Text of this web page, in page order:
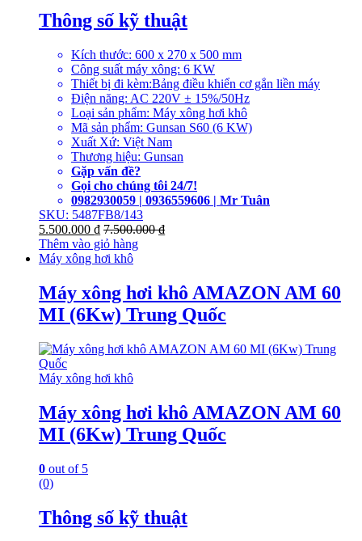
Thông số kỹ thuật
Kích thước: 600 x 270 x 500 mm
Công suất máy xông: 6 KW
Thiết bị đi kèm:Bảng điều khiển cơ gắn liền máy
Điện năng: AC 220V ± 15%/50Hz
Loại sản phẩm: Máy xông hơi khô
Mã sản phẩm: Gunsan S60 (6 KW)
Xuất Xứ: Việt Nam
Thương hiệu: Gunsan
Gặp vấn đề?
Gọi cho chúng tôi 24/7!
0982930059 | 0936559606 | Mr Tuân
SKU: 5487FB8/143
5.500.000 ₫ 7.500.000₫
Thêm vào giỏ hàng
Máy xông hơi khô
Máy xông hơi khô AMAZON AM 60
MI (6Kw) Trung Quốc
Máy xông hơi khô
Máy xông hơi khô AMAZON AM 60
MI (6Kw) Trung Quốc
0 out of 5
(0)
Thông số kỹ thuật